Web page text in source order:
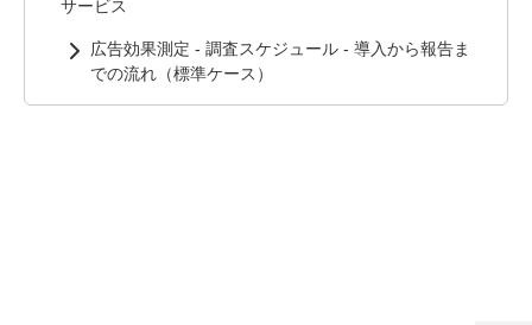
サービス
広告効果測定 - 調査スケジュール - 導入から報告ま
での流れ（標準ケース）